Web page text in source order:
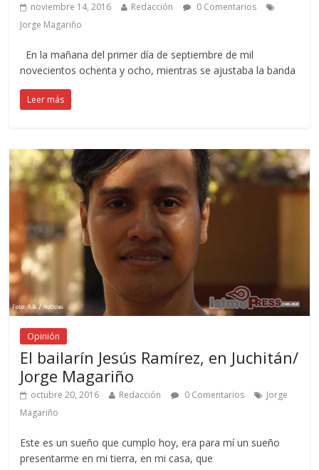
noviembre 14, 2016 Redacción
0 Comentarios
Jorge Magariño
En la mañana del primer día de septiembre de mil
novecientos ochenta y ocho, mientras se ajustaba la banda
Leer más
Opinión
El bailarín Jesús Ramírez, en Juchitán/
Jorge Magariño
octubre 20, 2016 Redacción 0 Comentarios
Jorge
Magariño
Este es un sueño que cumplo hoy, era para mí un sueño
presentarme en mi tierra, en mi casa, que